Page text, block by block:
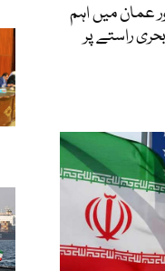
عمان میں اہم
راستے پر